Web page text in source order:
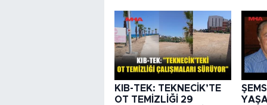
KIB-TEK: TEKNECİK’TE
OT TEMİZLİĞİ 29